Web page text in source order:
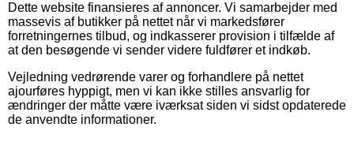
Dette website finansieres af annoncer. Vi samarbejder med
massevis af butikker på nettet når vi markedsfører
forretningernes tilbud, og indkasserer provision i tilfælde af
at den besøgende vi sender videre fuldfører et indkøb.
Vejledning vedrørende varer og forhandlere på nettet
ajourføres hyppigt, men vi kan ikke stilles ansvarlig for
ændringer der måtte være iværksat siden vi sidst opdaterede
de anvendte informationer.